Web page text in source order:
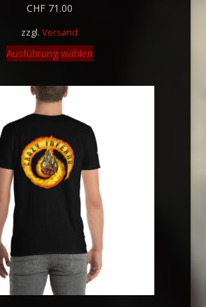
CHF71.00
zzgl.Versand
Ausführung wählen